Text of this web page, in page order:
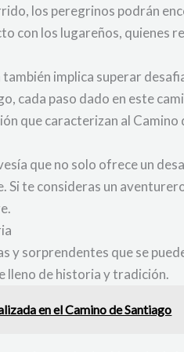
los peregrinos podrán
con los lugareños, quienes
implica superar
cada paso dado en este
que caracterizan al Camino
que no solo ofrece un
te consideras un
sorprendentes que se
lleno de historia y tradición.
en el Camino de Santiago